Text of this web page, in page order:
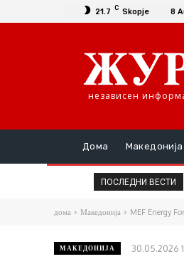
21.7 C Skopje 8
независен
Дома Македонија
ПОСЛЕДНИ ВЕСТИ
дома Македонија MEF Energy
МАКЕДОНИЈА 30.05.2026